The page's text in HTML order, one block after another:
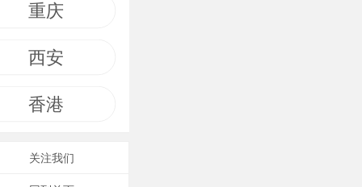
重庆
西安
香港
关注我们